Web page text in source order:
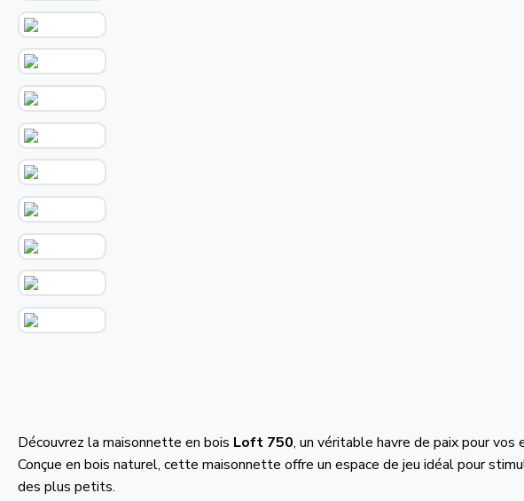
Découvrez la maisonnette en bois Loft 750, un véritable havre de paix pour vos
Conçue en bois naturel, cette maisonnette offre un espace de jeu idéal pour
des plus petits.